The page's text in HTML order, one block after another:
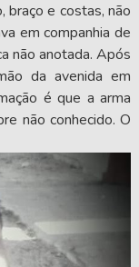
braço e costas, não
em companhia de
não anotada. Após
da avenida em
é que a arma
não conhecido. O